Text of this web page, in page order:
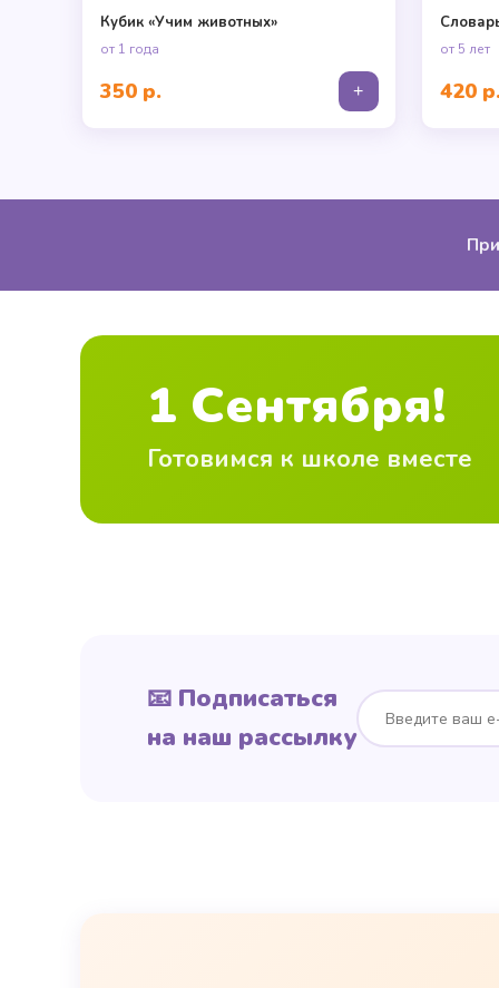
Кубик «Учим животных»
от 1 года
350 р. +
от 5 лет
420
1 Сентября!
Готовимся к школе вместе
📧 Подписаться
на наш рассылку